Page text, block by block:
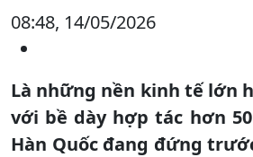
08:48, 14/05/2026
Là những nền kinh tế lớn
với bề dày hợp tác hơn
Hàn Quốc đang đứng